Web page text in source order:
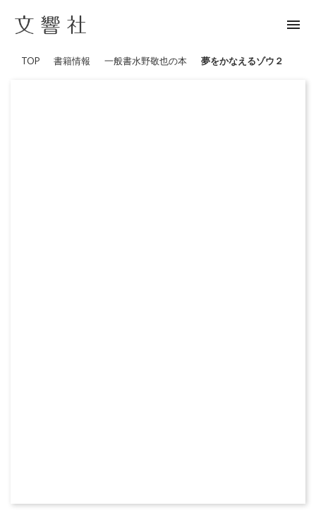
menu
TOP 書籍情報 一般書水野敬也の本 夢をかなえるゾウ２